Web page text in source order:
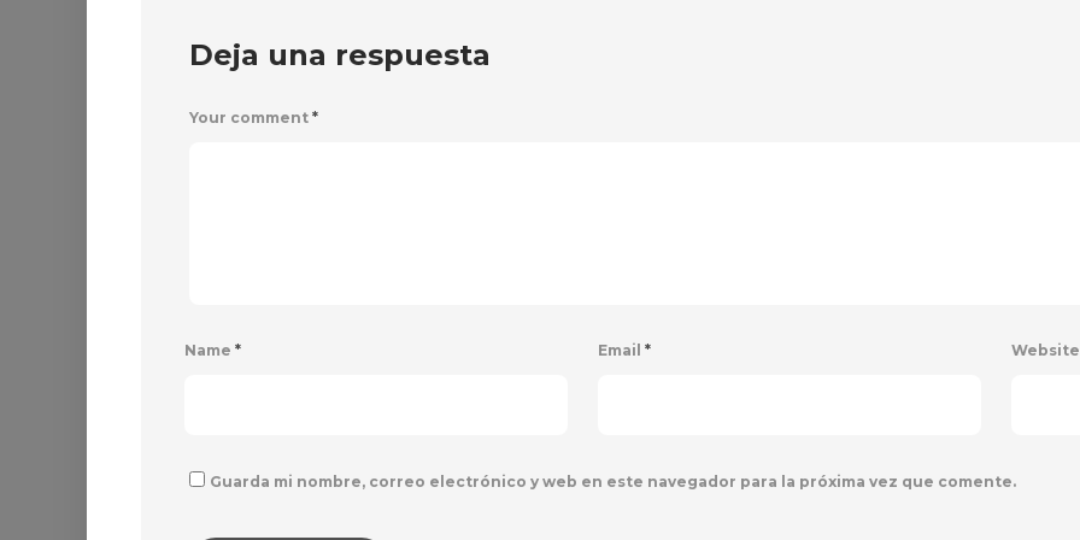
Deja una respuesta
Your comment *
Name * Email *
Guarda mi nombre, correo electrónico y web en este navegador para la próxima vez que comente.